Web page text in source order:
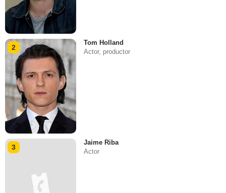
2
Tom Holland
Actor, productor
3
Jaime Riba
Actor